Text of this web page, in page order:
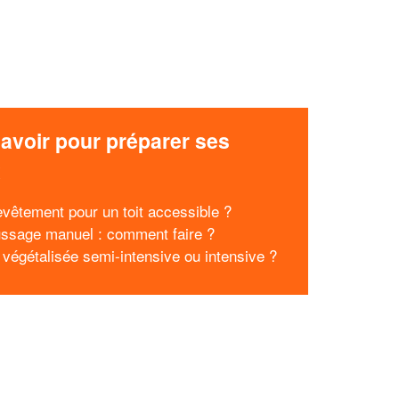
pour préparer ses
pour un toit accessible ?
manuel : comment faire ?
végétalisée semi-intensive ou intensive ?